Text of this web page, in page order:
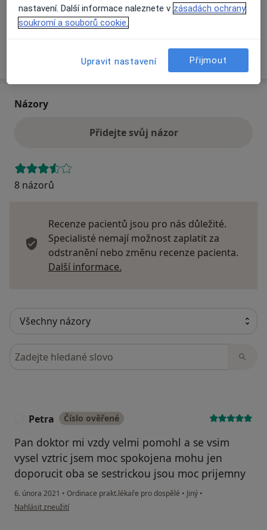
Na teto adrese lékař přijímá pacienty na pojišťovnu
Detaily
o adrese
Názory
Přidejte svůj názor
8 názorů
Recenze pacientů jsou pro nás důležité.
Specialisté nemají možnost zaplatit za
odstranění nebo změnu recenze pacienta.
Další informace.
Hledejte v názorech
Petra Číslo ověřené
Pan doktor mi vzdy velmi pomohl a se vsim
vysel vztric jsem moc spokojena mohu jen
doporucit oba se sestrickou jsou moc prijemny
6. února 2021 • Ordinace prakt.lékaře pro dospělé • Jiný •
podle názoru uživatele Petra
Nahlásit zneužití
nastavení. Další informace naleznete v zásadách ochrany
soukromí a souborů cookie.
Upravit nastavení Přijmout